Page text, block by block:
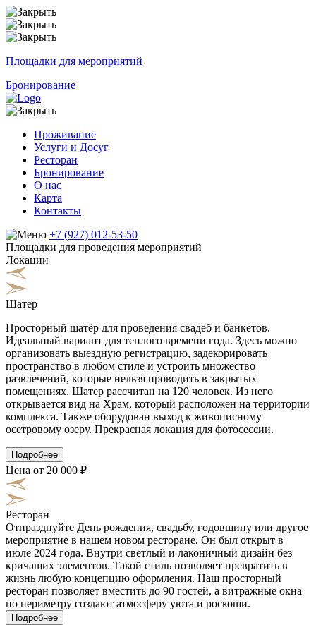
Площадки для мероприятий
Бронирование
Проживание
Услуги и Досуг
Ресторан
Бронирование
О нас
Карта
Контакты
+7 (927) 012-53-50
Площадки для проведения мероприятий
Локации
Шатер
Просторный шатёр для проведения свадеб и банкетов.
Идеальный вариант для теплого времени года. Здесь можно
организовать выездную регистрацию, задекорировать
пространство в любом стиле и устроить множество
развлечений, которые нельзя проводить в закрытых
помещениях. Шатер рассчитан на 120 человек. Из него
открывается вид на Храм, который расположен на территории
комплекса. Также оборудован выход к живописному
осетровому озеру. Прекрасная локация для фотосессии.
Подробнее
Цена от 20 000 ₽
Ресторан
Отпразднуйте День рождения, свадьбу, годовщину или другое
мероприятие в нашем новом ресторане. Он был открыт в
июле 2024 года. Внутри светлый и лаконичный дизайн без
кричащих элементов. Такой стиль позволяет превратить в
жизнь любую концепцию оформления. Наш просторный
ресторан позволяет вместить до 90 гостей, а витражные окна
по периметру создают атмосферу уюта и роскоши.
Подробнее